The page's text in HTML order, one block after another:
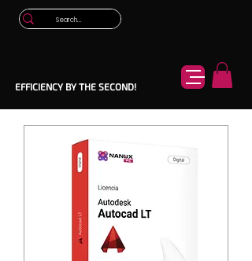
EFFICIENCY BY THE SECOND!